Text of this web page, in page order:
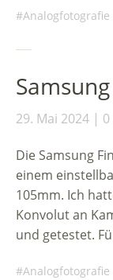
Analogfotografie
29. Mai 2024
Die Samsung
einem
105mm. Ich
Konvolut an
und getestet.
Analogfotografie